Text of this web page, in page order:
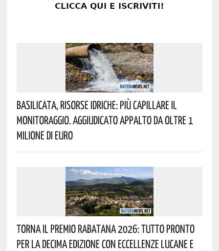
Basilicata, Risorse Idriche: Più Capillare Il
Monitoraggio. Aggiudicato Appalto Da Oltre 1
Milione Di Euro
Torna Il Premio Rabatana 2026: Tutto Pronto
Per La Decima Edizione Con Eccellenze Lucane E